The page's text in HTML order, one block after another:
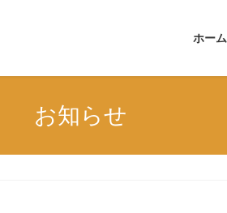
ホーム
お知らせ